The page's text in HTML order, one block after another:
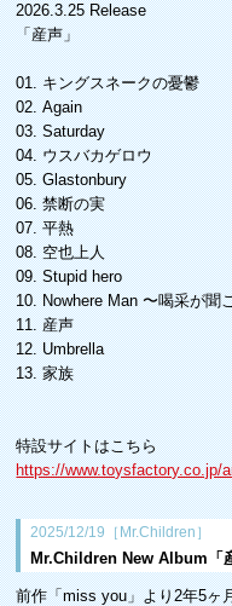
2026.3.25 Release
「産声」
01. キングスネークの憂鬱
02. Again
03. Saturday
04. ウスバカゲロウ
05. Glastonbury
06. 禁断の実
07. 平熱
08. 空也上人
09. Stupid hero
10. Nowhere Man 〜喝采が聞
11. 産声
12. Umbrella
13. 家族
特設サイトはこちら
https://www.toysfactory.co.jp/
2025/12/19［Mr.Children］
Mr.Children New Album「
前作「miss you」より2年5ヶ